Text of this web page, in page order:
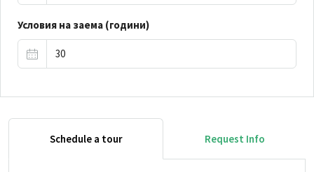
Условия на заема (години)
Schedule a tour Request Info